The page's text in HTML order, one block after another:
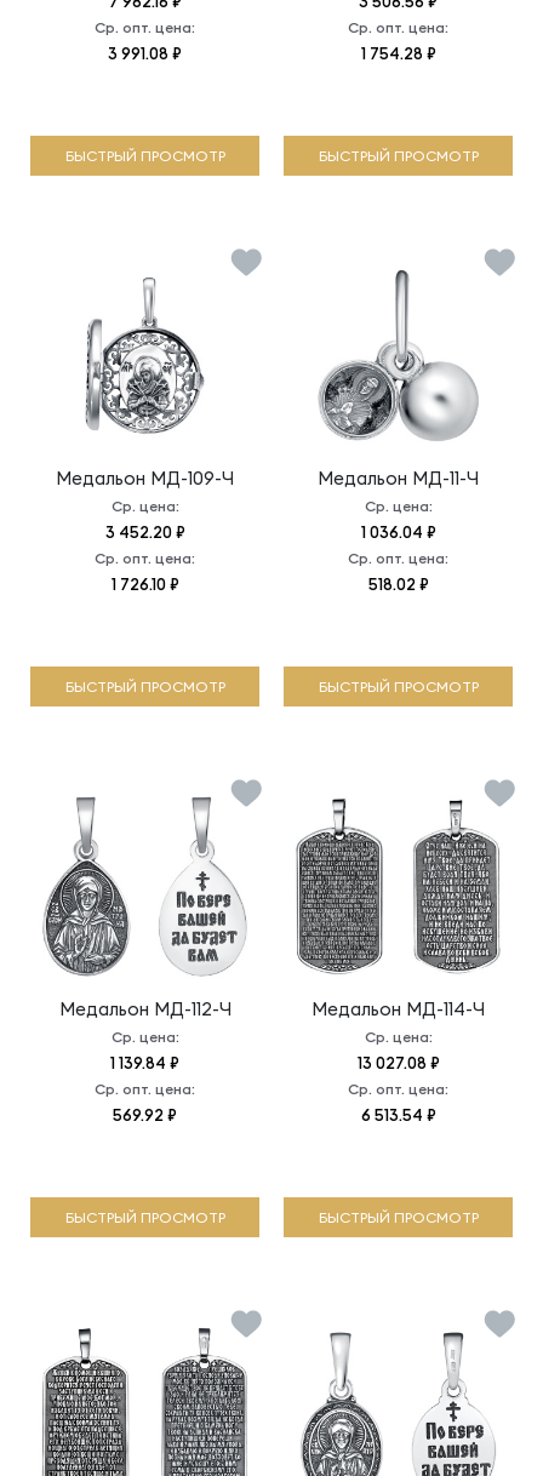
Ср. опт. цена:
3 991.08 ₽
БЫСТРЫЙ ПРОСМОТР
Ср. опт. цена:
1 754.28 ₽
БЫСТРЫЙ ПРОСМОТР
Медальон МД-109-Ч
Ср. цена:
3 452.20 ₽
Ср. опт. цена:
1 726.10 ₽
БЫСТРЫЙ ПРОСМОТР
Медальон МД-11-Ч
Ср. цена:
1 036.04 ₽
Ср. опт. цена:
518.02 ₽
БЫСТРЫЙ ПРОСМОТР
Медальон МД-112-Ч
Ср. цена:
1 139.84 ₽
Ср. опт. цена:
569.92 ₽
БЫСТРЫЙ ПРОСМОТР
Медальон МД-114-Ч
Ср. цена:
13 027.08 ₽
Ср. опт. цена:
6 513.54 ₽
БЫСТРЫЙ ПРОСМОТР